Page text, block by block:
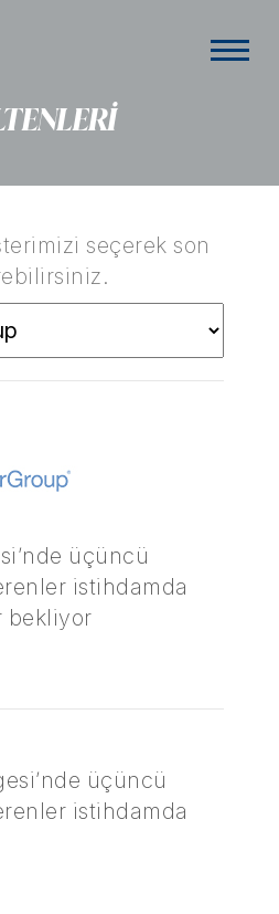
seçerek son
üçüncü
istihdamda
bekliyor
üçüncü
istihdamda